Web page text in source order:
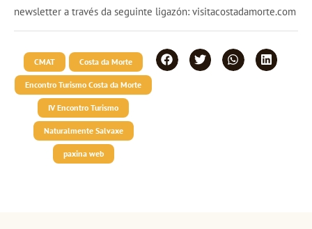
newsletter a través da seguinte ligazón: visitacostadamorte.com
CMAT Costa da Morte
Encontro Turismo Costa da Morte
IV Encontro Turismo
Naturalmente Salvaxe
paxina web